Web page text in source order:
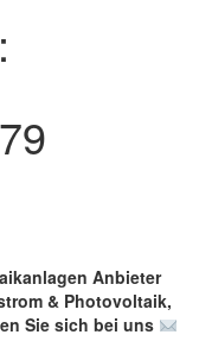
Anbieter
& Photovoltaik,
Sie sich bei uns